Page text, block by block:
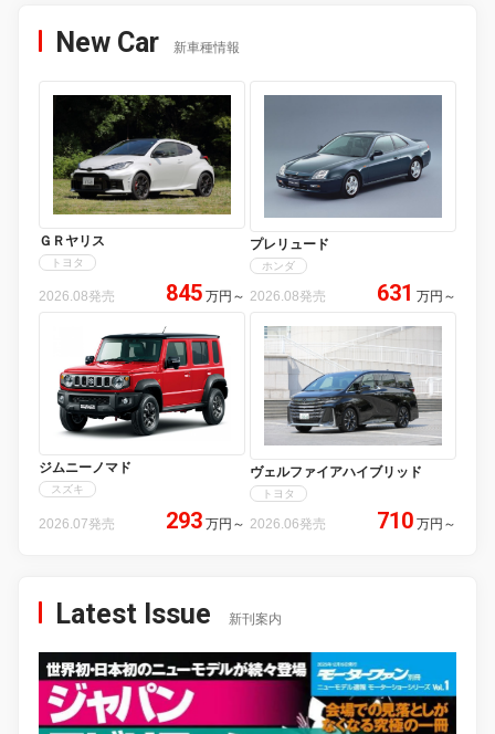
New Car 新車種情報
ＧＲヤリス
トヨタ
2026.08発売 845 万円 ～
プレリュード
ホンダ
2026.08発売 631 万円 ～
ジムニーノマド
スズキ
2026.07発売 293 万円 ～
ヴェルファイアハイブリッド
トヨタ
2026.06発売 710 万円 ～
Latest Issue 新刊案内